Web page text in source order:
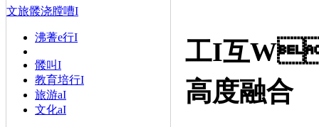
文旅髅浇膛嘈I
沸蓍e行I
髅叫I
教育培行I
旅游aI
文化aI
工I互
高度融合